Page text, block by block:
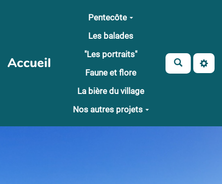
Aller au contenu principal
Accueil
Pentecôte
Les balades
"Les portraits"
Faune et flore
La bière du village
Nos autres projets